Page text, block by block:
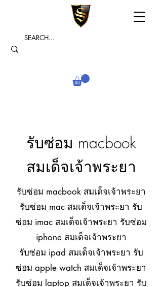
รับซ่อม macbook
สมเด็จเจ้าพระยา
รับซ่อม macbook สมเด็จเจ้าพระยา
รับซ่อม mac สมเด็จเจ้าพระยา รับ
ซ่อม imac สมเด็จเจ้าพระยา รับซ่อม
iphone สมเด็จเจ้าพระยา
รับซ่อม ipad สมเด็จเจ้าพระยา รับ
ซ่อม apple watch สมเด็จเจ้าพระยา
รับซ่อม laptop สมเด็จเจ้าพระยา รับ